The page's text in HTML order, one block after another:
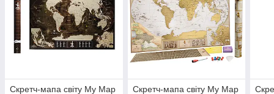
Скретч-мапа світу My Map
Скретч-мапа світу My Map